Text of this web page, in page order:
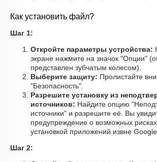
Как установить файл?
Шаг 1:
Откройте параметры устройства:
экране нажмите на значок "Опции"
представлен зубчатым колесом).
Выберите защиту: Пролистайте
"Безопасность".
Разрешите установку из
источников: Найдите опцию
источники" и разрешите её. Вы
предупреждение о возможных
установкой приложений извне
Шаг 2: